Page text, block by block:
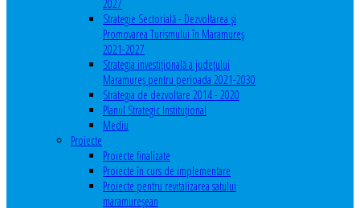
2027
Strategie Sectorială - Dezvoltarea și
Promovarea Turismului în Maramureș
2021-2027
Strategia investiţională a județului
Maramureș pentru perioada 2021-2030
Strategia de dezvoltare 2014 - 2020
Planul Strategic Instituţional
Mediu
Proiecte
Proiecte finalizate
Proiecte în curs de implementare
Proiecte pentru revitalizarea satului
maramureşean